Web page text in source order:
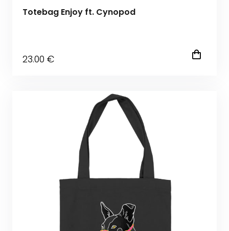
Totebag Enjoy ft. Cynopod
23.00 €